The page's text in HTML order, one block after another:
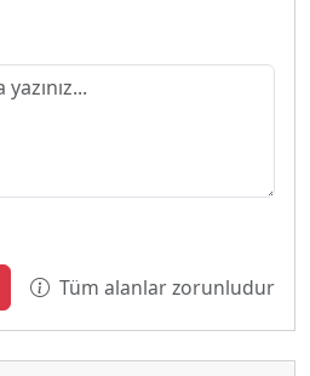
Tüm alanlar zorunludur